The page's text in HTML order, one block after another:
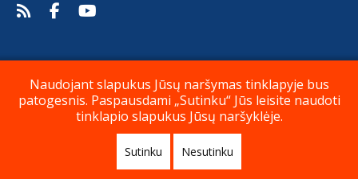
Šaltinis:Web Gallery of Art
Privatumo politika Paremkite mus
Kontaktai Apie
Naudojant slapukus Jūsų naršymas tinklapyje bus
patogesnis. Paspausdami „Sutinku“ Jūs leisite naudoti
tinklapio slapukus Jūsų naršyklėje.
Sutinku Nesutinku